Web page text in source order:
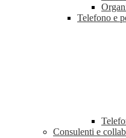
Telefono e
Consulenti e